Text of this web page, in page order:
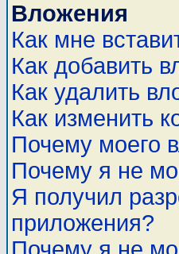
Вложения
Как мне
Как добавить
Как удалить
Как изменить
Почему моего
Почему я не
Я получил
приложения?